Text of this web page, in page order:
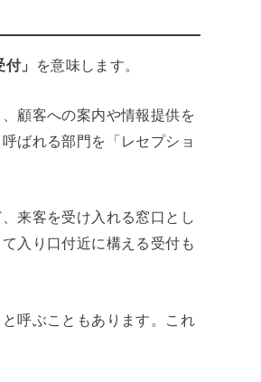
付」 を意味します。
顧客への案内や情報提供を
ばれる部門を「レセプショ
来客を受け入れる窓口とし
入り口付近に構える受付も
呼ぶこともあります。これ